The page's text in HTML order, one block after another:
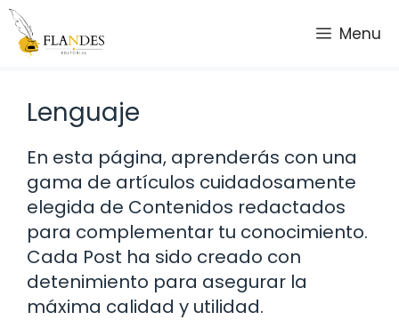
Saltar
contenido
Menu
Lenguaje
En esta página, aprenderás con una
gama de artículos cuidadosamente
elegida de Contenidos redactados
para complementar tu conocimiento.
Cada Post ha sido creado con
detenimiento para asegurar la
máxima calidad y utilidad.